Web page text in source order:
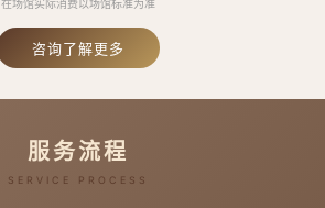
在场馆实际消费以场馆标准为准
咨询了解更多
服务流程
SERVICE PROCESS